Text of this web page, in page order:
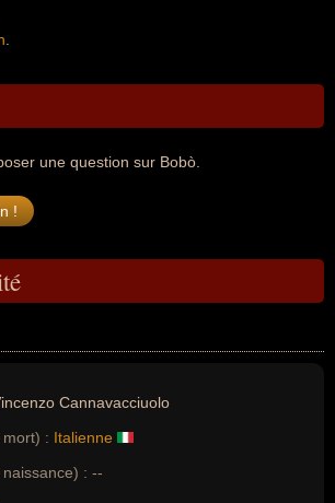
une question sur Bobò.
Cannavacciuolo
: Italienne
: --